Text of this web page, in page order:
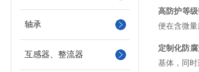
轴承
互感器、整流器
高防护等
便在含微量
定制化防
基体，同